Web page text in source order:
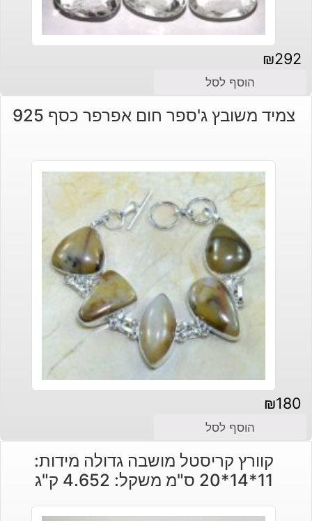
₪292
הוסף לסל
צמיד משובץ ג'ספר חום אפרפר כסף 925
₪180
הוסף לסל
קוורץ קריסטל מושבה גדולה מידות:
11*14*20 ס"מ משקל: 4.652 ק"ג